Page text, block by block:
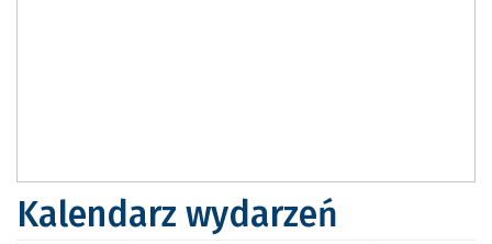
Kalendarz wydarzeń